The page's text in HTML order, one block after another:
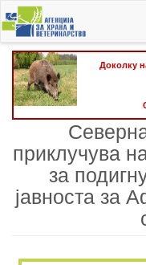
Skip
to
main
content
Доколку
приклучува
за
јавноста за